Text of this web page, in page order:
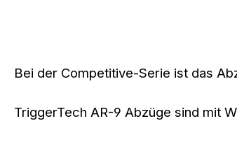
Bei der Competitive-Serie ist das
TriggerTech AR-9 Abzüge sind mit